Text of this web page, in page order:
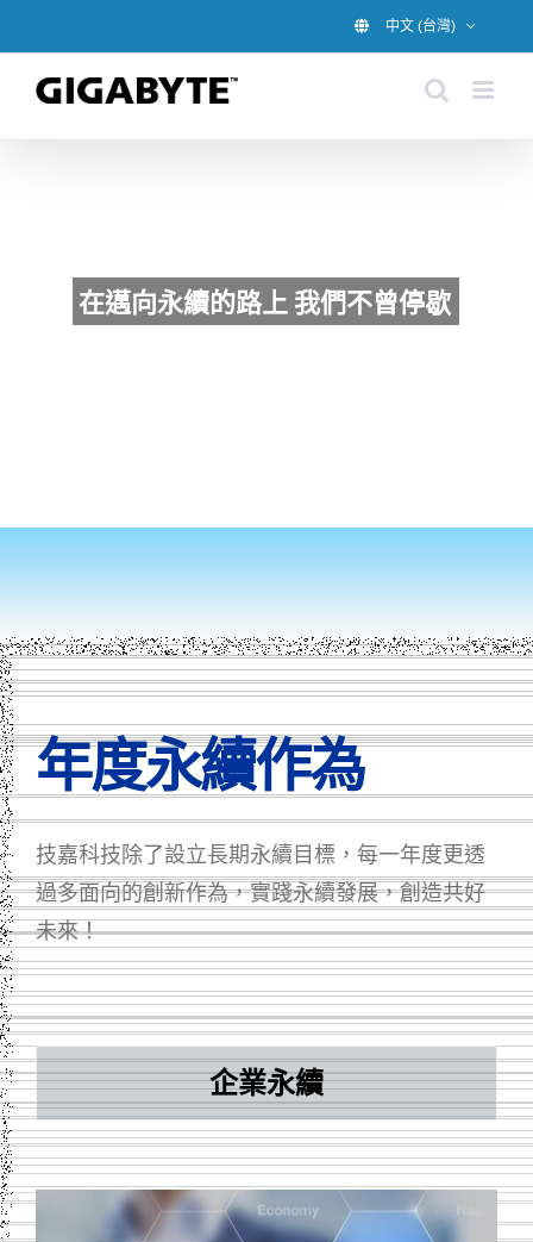
to
content
中文 (台灣)
在邁向永續的路上 我們不曾停歇
年度永續作為
技嘉科技除了設立長期永續目標，每一年度更透
過多面向的創新作為，實踐永續發展，創造共好
未來！
企業永續